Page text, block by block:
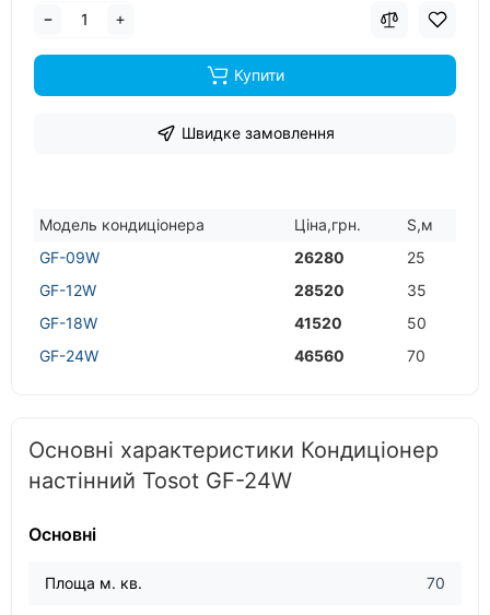
Купити
Швидке замовлення
Модель кондицiонера Цiна,грн.
S,м
GF-09W
26280
25
GF-12W
28520
35
GF-18W
41520
50
GF-24W
46560 70
Основні характеристики Кондиціонер
настінний Tosot GF-24W
Основні
Площа м. кв. 70